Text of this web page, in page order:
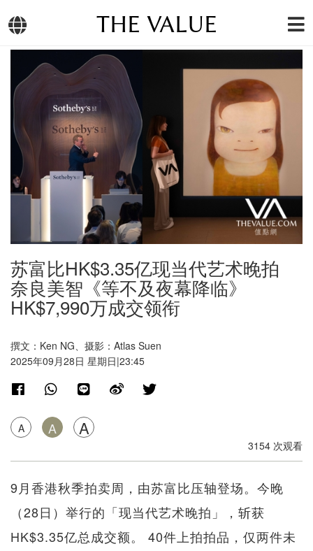
THE VALUE
苏富比HK$3.35亿现当代艺术晚拍
奈良美智《等不及夜幕降临》
HK$7,990万成交领衔
撰文：Ken NG、摄影：Atlas Suen
2025年09月28日 星期日|23:45
A A A
3154 次观看
9月香港秋季拍卖周，由苏富比压轴登场。今晚
（28日）举行的「现当代艺术晚拍」，斩获
HK$3.35亿总成交额。 40件上拍拍品，仅两件未